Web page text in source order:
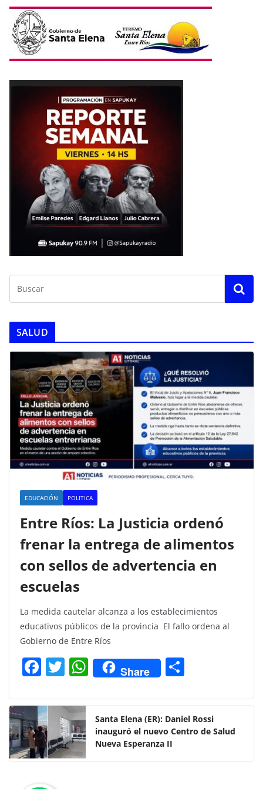
SALUD
EDUCACIÓN POLITICA
Entre Ríos: La Justicia ordenó
frenar la entrega de alimentos
con sellos de advertencia en
escuelas
La medida cautelar alcanza a los establecimientos
educativos públicos de la provincia El fallo ordena al
Gobierno de Entre Ríos
F
c
e
b
o
o
T
itt
er
W
h
s
A
Share
p
ar
Santa Elena (ER): Daniel Rossi
inauguró el nuevo Centro de Salud
Nueva Esperanza II